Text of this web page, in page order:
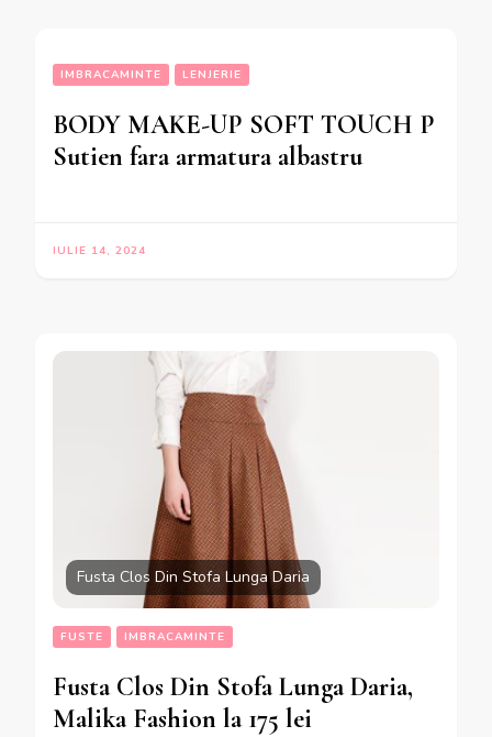
IMBRACAMINTE LENJERIE
BODY MAKE-UP SOFT TOUCH P
Sutien fara armatura albastru
IULIE 14, 2024
Fusta Clos Din Stofa Lunga Daria
FUSTE IMBRACAMINTE
Fusta Clos Din Stofa Lunga Daria,
Malika Fashion la 175 lei